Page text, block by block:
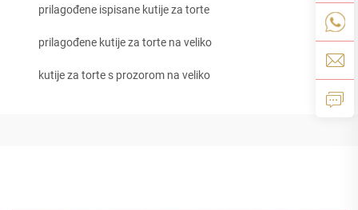
prilagođene ispisane kutije za torte
prilagođene kutije za torte na veliko
kutije za torte s prozorom na veliko